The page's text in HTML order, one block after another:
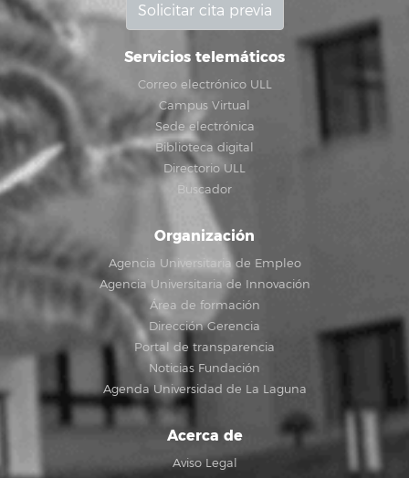
Solicitar cita previa
Servicios telemáticos
Correo electrónico ULL
Campus Virtual
Sede electrónica
Biblioteca digital
Directorio ULL
Buscador
Organización
Agencia Universitaria de Empleo
Agencia Universitaria de Innovación
Área de formación
Dirección Gerencia
Portal de transparencia
Noticias Fundación
Agenda Universidad de La Laguna
Acerca de
Aviso Legal